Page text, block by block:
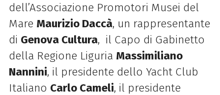
dell’Associazione Promotori Musei del
Mare Maurizio Daccà, un rappresentante
di Genova Cultura, il Capo di Gabinetto
della Regione Liguria Massimiliano
Nannini, il presidente dello Yacht Club
Italiano Carlo Cameli, il presidente